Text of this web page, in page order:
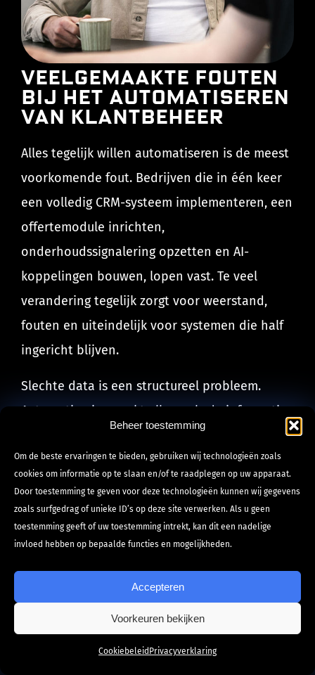
Beheer toestemming
Om de beste ervaringen te bieden, gebruiken wij technologieën zoals
cookies om informatie op te slaan en/of te raadplegen op uw apparaat.
Door toestemming te geven voor deze technologieën kunnen wij gegevens
zoals surfgedrag of unieke ID’s op deze site verwerken. Als u geen
toestemming geeft of uw toestemming intrekt, kan dit een nadelige
invloed hebben op bepaalde functies en mogelijkheden.
Accepteren
Voorkeuren bekijken
Cookiebeleid Privacyverklaring
Veelgemaakte fouten
bij het automatiseren
van klantbeheer
Alles tegelijk willen automatiseren is de meest
voorkomende fout. Bedrijven die in één keer
een volledig CRM-systeem implementeren, een
offertemodule inrichten,
onderhoudssignalering opzetten en AI-
koppelingen bouwen, lopen vast. Te veel
verandering tegelijk zorgt voor weerstand,
fouten en uiteindelijk voor systemen die half
ingericht blijven.
Slechte data is een structureel probleem.
Automatisering werkt alleen als de informatie
die erin zit klopt. Een onderhoudssignalering
op basis van incorrecte installatiedatums
levert foute herinneringen op. Een
offerteoverzicht met verouderde
contactgegevens leidt tot mails naar de
automatisering is de bovenlaag.
Denken dat software het probleem oplost
zonder de werkwijze aan te passen, is een
Hoi! Kan ik je helpen?